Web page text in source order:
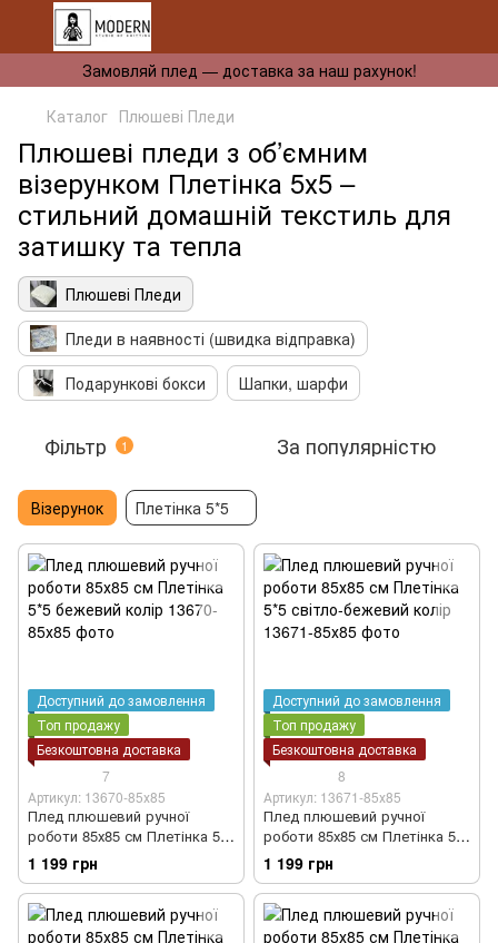
Замовляй плед — доставка за наш рахунок!
Каталог Плюшеві Пледи
Плюшеві пледи з об’ємним
візерунком Плетінка 5х5 –
стильний домашній текстиль для
затишку та тепла
Плюшеві Пледи
Пледи в наявності (швидка відправка)
Подарункові бокси
Шапки, шарфи
Фільтр 1 За популярністю
Візерунок Плетінка 5*5
Доступний до замовлення
Топ продажу
Безкоштовна доставка
7
Артикул: 13670-85х85
Плед плюшевий ручної
роботи 85х85 см Плетінка 5*5
бежевий колір
1 199 грн
Доступний до замовлення
Топ продажу
Безкоштовна доставка
8
Артикул: 13671-85х85
Плед плюшевий ручної
роботи 85х85 см Плетінка 5*5
світло-бежевий колір
1 199 грн